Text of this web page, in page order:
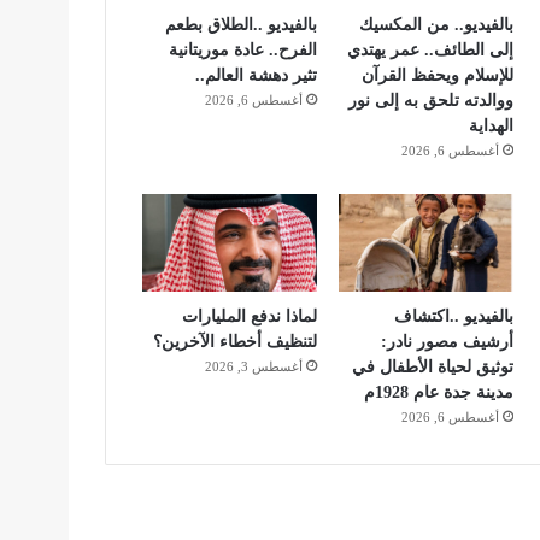
بالفيديو.. من المكسيك
إلى الطائف.. عمر يهتدي
للإسلام ويحفظ القرآن
ووالدته تلحق به إلى نور
الهداية
أغسطس 6, 2026
بالفيديو ..الطلاق بطعم
الفرح.. عادة موريتانية
تثير دهشة العالم..
أغسطس 6, 2026
بالفيديو ..اكتشاف
أرشيف مصور نادر:
توثيق لحياة الأطفال في
مدينة جدة عام 1928م
أغسطس 6, 2026
لماذا ندفع المليارات
لتنظيف أخطاء الآخرين؟
أغسطس 3, 2026